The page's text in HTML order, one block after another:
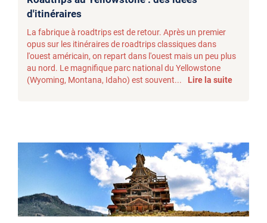
d'itinéraires
La fabrique à roadtrips est de retour. Après un premier
opus sur les itinéraires de roadtrips classiques dans
l'ouest américain, on repart dans l'ouest mais un peu plus
au nord. Le magnifique parc national du Yellowstone
(Wyoming, Montana, Idaho) est souvent...
Lire la suite